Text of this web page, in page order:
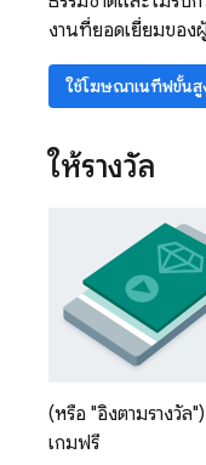
งานที่ยอดเยี่ยมของ
ใช้โฆษณาเนทีฟขั้นสู
ให้รางวัล
(หรือ "อิงตามรางวัล
เกมฟรี